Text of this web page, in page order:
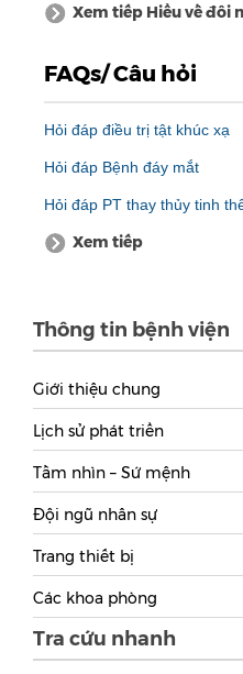
Xem tiếp Hiểu về đôi
FAQs/ Câu hỏi
Hỏi đáp điều trị tật khúc xạ
Hỏi đáp Bệnh đáy mắt
Hỏi đáp PT thay thủy tinh
Xem tiếp
Thông tin bệnh viện
Giới thiệu chung
Lịch sử phát triển
Tầm nhìn – Sứ mệnh
Đội ngũ nhân sự
Trang thiết bị
Các khoa phòng
Tra cứu nhanh